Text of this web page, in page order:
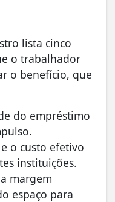
lista cinco
o trabalhador
o benefício, que
do empréstimo
o custo efetivo
instituições.
margem
espaço para